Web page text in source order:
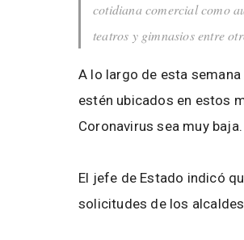
cotidiana comercial como
teatros y gimnasios entre
A lo largo de esta
estén ubicados en estos
Coronavirus sea muy baja.
El jefe de Estado indicó
solicitudes de los